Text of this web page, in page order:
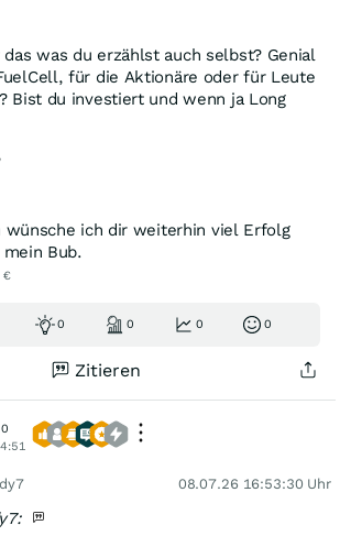
was du erzählst auch selbst? Genial
für die Aktionäre oder für Leute
Bist du investiert und wenn ja Long
in ein Unternehmen investiere, dann
natürlich mit diesem Unternehmen.
also gut geht, dann geht es
genial zu diesen Preisen. Sie dürfte nur
sein, die sich mit diesem
beschäftigt haben. Meinen Einstieg bei
bereits gepostet.
wünsche ich dir weiterhin viel Erfolg
Bub.
€
0 0 0 0
Zitieren
0
08.07.26 16:53:30 Uhr